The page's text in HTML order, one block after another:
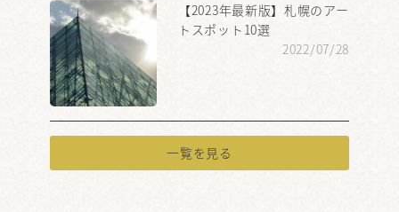
【2023年最新版】札幌のアー
トスポット10選
2022/07/28
一覧を見る